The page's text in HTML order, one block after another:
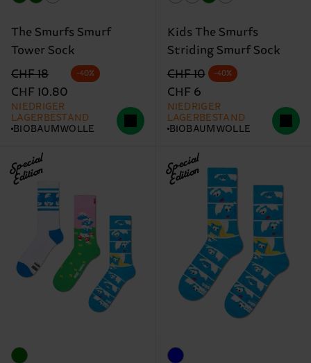
The Smurfs Smurf
Tower Sock
Originalpreis
CHF 18
Reduzierter Preis
CHF 10.80
-40%
NIEDRIGER
LAGERBESTAND
BIOBAUMWOLLE
Kids The Smurfs
Striding Smurf Sock
Originalpreis
CHF 10
Reduzierter Preis
CHF 6
-40%
NIEDRIGER
LAGERBESTAND
BIOBAUMWOLLE
Special
Edition Special
Edition